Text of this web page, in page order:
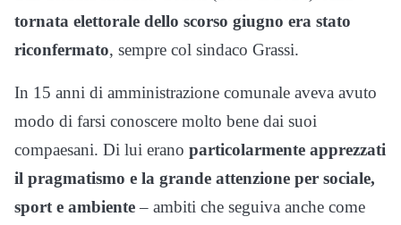
tornata elettorale dello scorso giugno era stato
riconfermato, sempre col sindaco Grassi.
In 15 anni di amministrazione comunale aveva avuto
modo di farsi conoscere molto bene dai suoi
compaesani. Di lui erano particolarmente apprezzati
il pragmatismo e la grande attenzione per sociale,
sport e ambiente– ambiti che seguiva anche come